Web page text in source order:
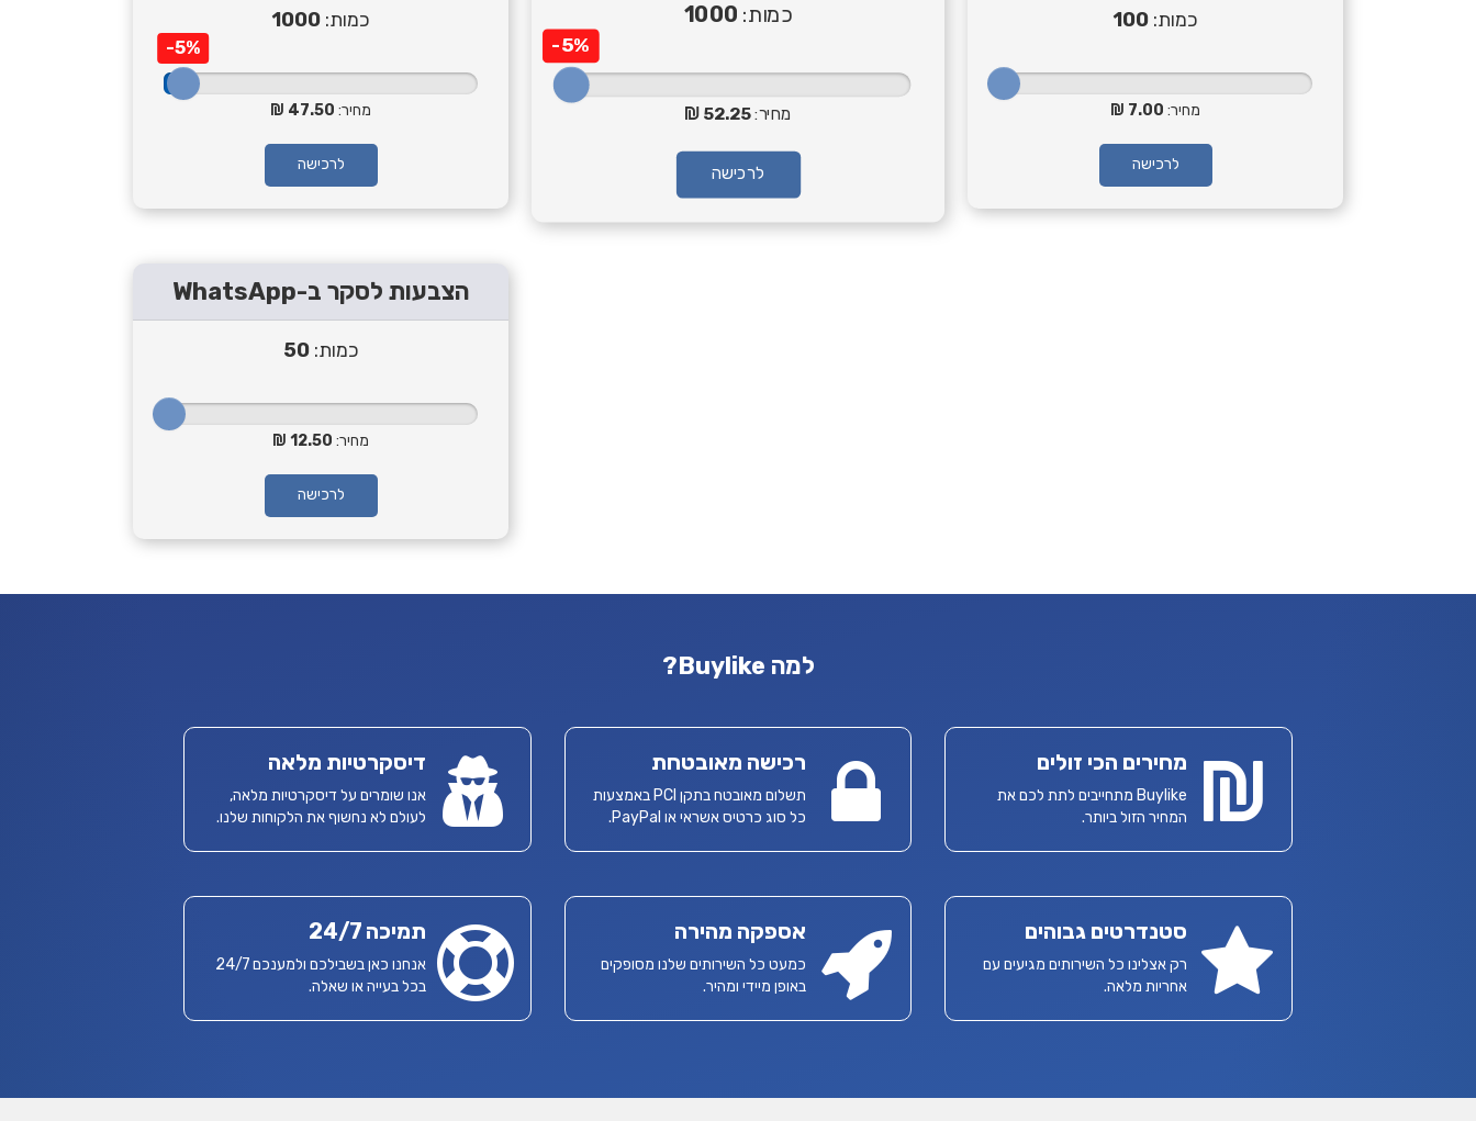
כמות: 1000
-5%
מחיר: 47.50
לרכישה
כמות: 1000
-5%
מחיר:52.25
לרכישה
כמות: 100
מחיר: 7.00
לרכישה
הצבעות לסקר ב-WhatsApp
כמות:50
מחיר: 12.50
לרכישה
למה Buylike?
מחירים הכי זולים
Buylike מתחייבים לתת לכם את
המחיר הזול ביותר.
רכישה מאובטחת
תשלום מאובטח בתקן PCI באמצעות
כל סוג כרטיס אשראי או PayPal.
דיסקרטיות מלאה
אנו שומרים על דיסקרטיות מלאה,
לעולם לא נחשוף את הלקוחות שלנו.
סטנדרטים גבוהים
רק אצלינו כל השירותים מגיעים עם
אחריות מלאה.
אספקה מהירה
כמעט כל השירותים שלנו מסופקים
באופן מיידי ומהיר.
תמיכה 24/7
אנחנו כאן בשבילכם ולמענכם 24/7
בכל בעייה או שאלה.